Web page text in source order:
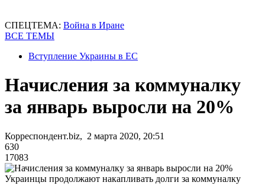
СПЕЦТЕМА: Война в Иране
ВСЕ ТЕМЫ
Вступление Украины в ЕС
Начисления за коммуналку
за январь выросли на 20%
Корреспондент.biz, 2 марта 2020, 20:51
630
17083
Украинцы продолжают накапливать долги за коммуналку